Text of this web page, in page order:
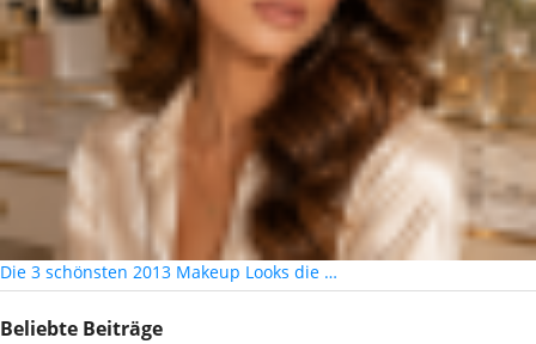
Die 3 schönsten 2013 Makeup Looks die …
Beliebte Beiträge